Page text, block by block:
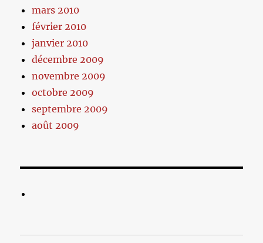
mars 2010
février 2010
janvier 2010
décembre 2009
novembre 2009
octobre 2009
septembre 2009
août 2009